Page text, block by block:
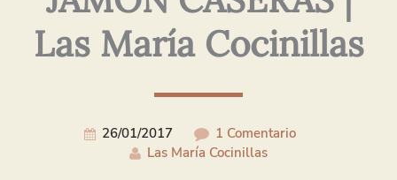
Las María Cocinillas
26/01/2017
1 Comentario
Las María Cocinillas